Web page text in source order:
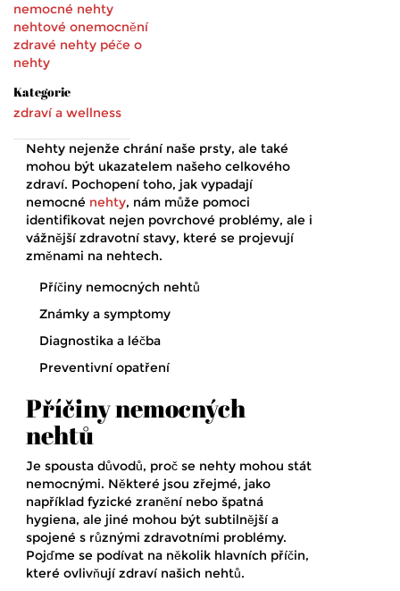
nemocné nehty
nehtové onemocnění
zdravé nehty péče o
nehty
Kategorie
zdraví a wellness
Nehty nejenže chrání naše prsty, ale také
mohou být ukazatelem našeho celkového
zdraví. Pochopení toho, jak vypadají
nemocné nehty, nám může pomoci
identifikovat nejen povrchové problémy, ale i
vážnější zdravotní stavy, které se projevují
změnami na nehtech.
Příčiny nemocných nehtů
Známky a symptomy
Diagnostika a léčba
Preventivní opatření
Příčiny nemocných
nehtů
Je spousta důvodů, proč se nehty mohou stát
nemocnými. Některé jsou zřejmé, jako
například fyzické zranění nebo špatná
hygiena, ale jiné mohou být subtilnější a
spojené s různými zdravotními problémy.
Pojďme se podívat na několik hlavních příčin,
které ovlivňují zdraví našich nehtů.